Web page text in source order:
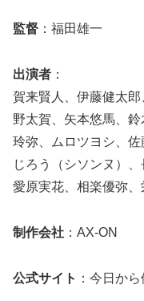
監督 ：福田雄一
出演者 ：
賀来賢人、伊藤健太
野太賀、矢本悠馬、
玲弥、ムロツヨシ、佐
じろう（シソンヌ）
愛原実花、相楽優弥
制作会社 ：AX-ON
公式サイト ：今日か